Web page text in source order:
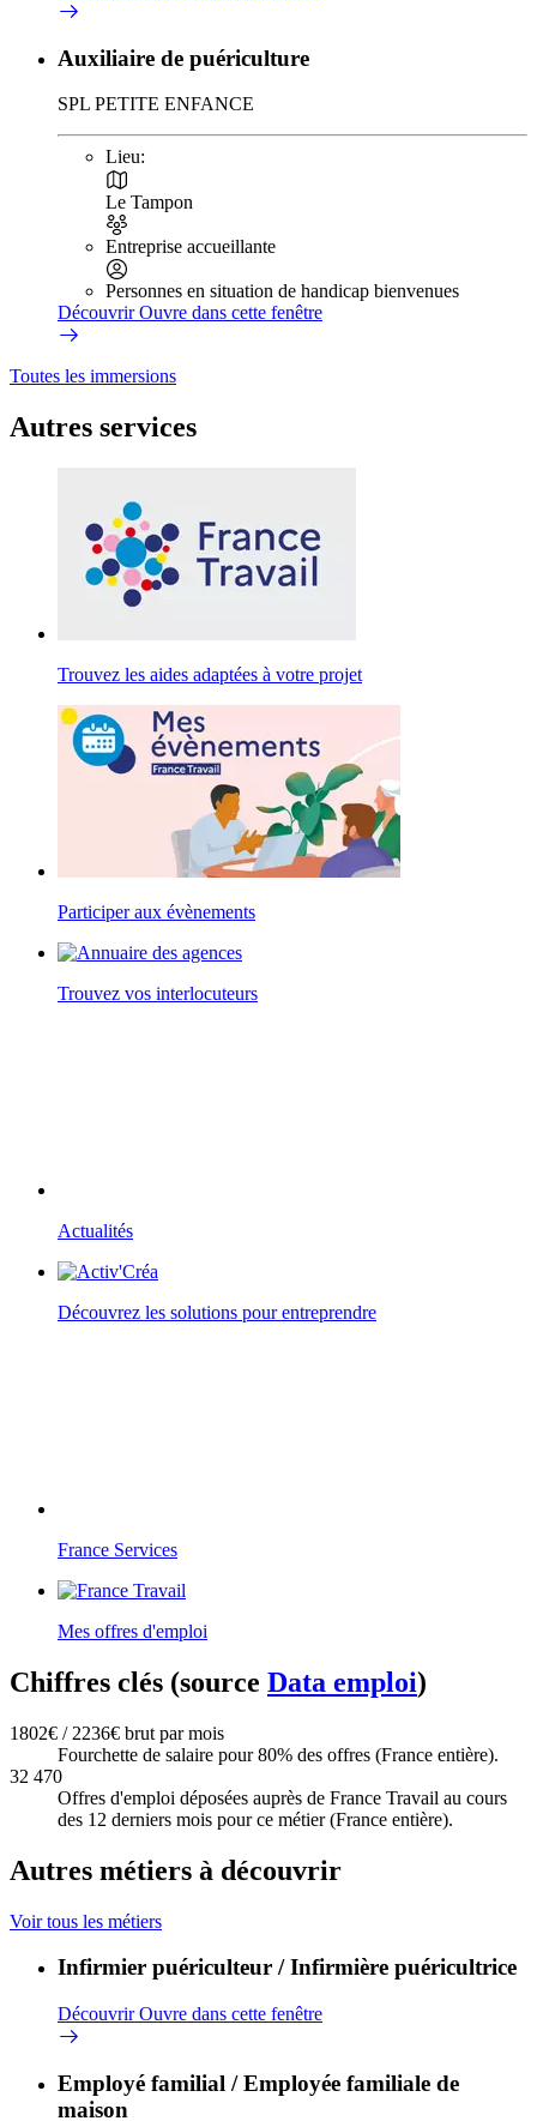
Auxiliaire de puériculture
SPL PETITE ENFANCE
Lieu:
Le Tampon
Entreprise accueillante
Personnes en situation de handicap bienvenues
DécouvrirOuvre dans cette fenêtre
Toutes les immersions
Autres services
Trouvez les aides adaptées à votre projet
Participer aux évènements
Trouvez vos interlocuteurs
Actualités
Découvrez les solutions pour entreprendre
France Services
Mes offres d'emploi
Chiffres clés (source Data emploi)
1802€ / 2236€ brut par mois
Fourchette de salaire pour 80% des offres (France entière).
32 470
Offres d'emploi déposées auprès de France Travail au cours
des 12 derniers mois pour ce métier (France entière).
Autres métiers à découvrir
Voir tous les métiers
Infirmier puériculteur / Infirmière puéricultrice
DécouvrirOuvre dans cette fenêtre
Employé familial / Employée familiale de
maison